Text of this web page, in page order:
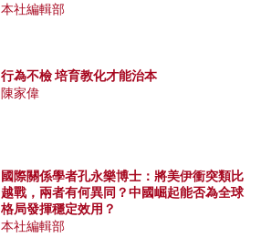
本社編輯部
行為不檢 培育教化才能治本
陳家偉
國際關係學者孔永樂博士：將美伊衝突類比
越戰，兩者有何異同？中國崛起能否為全球
格局發揮穩定效用？
本社編輯部